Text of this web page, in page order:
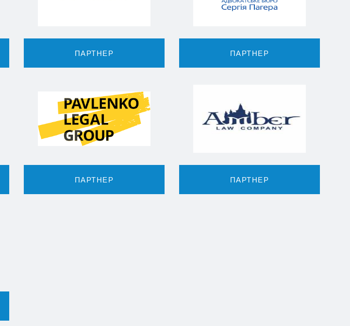
ПАРТНЕР ПАРТНЕР
ПАРТНЕР ПАРТНЕР